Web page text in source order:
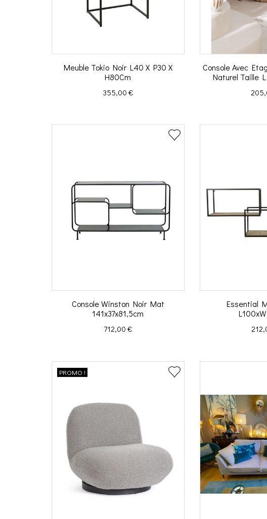
Meuble Tokio Noir L40 X P30 X
H80Cm
Prix
355,00 €
Console Avec
Naturel Taille
Prix
Console Winston Noir Mat
141x37x81,5cm
Prix
712,00 €
Essential
Prix
PROMO !